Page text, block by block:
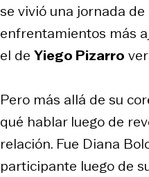
se vivió una jornada de
enfrentamientos más
el de Yiego Pizarro
Pero más allá de su
qué hablar luego de
relación. Fue Diana
participante luego de